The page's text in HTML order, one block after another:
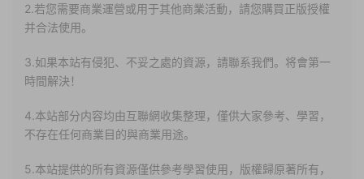
2.若您需要商業運營或用于其他商業活動，請您購買正版授權
并合法使用。
3.如果本站有侵犯、不妥之處的資源，請聯系我們。将會第一
時間解決！
4.本站部分内容均由互聯網收集整理，僅供大家參考、學習，
不存在任何商業目的與商業用途。
5.本站提供的所有資源僅供參考學習使用，版權歸原著所有，